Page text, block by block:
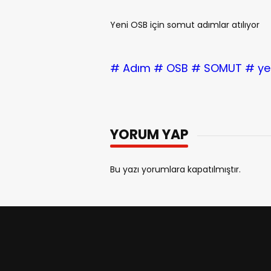
Yeni OSB için somut adımlar atılıyor
# Adım # OSB # SOMUT #
YORUM YAP
Bu yazı yorumlara kapatılmıştır.